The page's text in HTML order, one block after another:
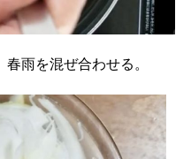
雨を混ぜ合わせる。